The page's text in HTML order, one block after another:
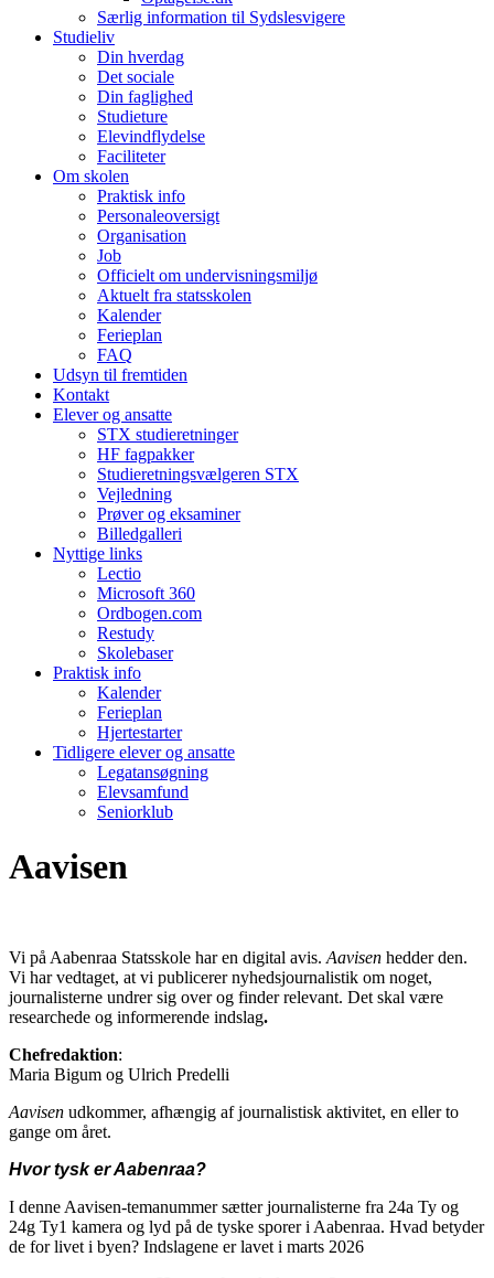
Særlig information til Sydslesvigere
Studieliv
Din hverdag
Det sociale
Din faglighed
Studieture
Elevindflydelse
Faciliteter
Om skolen
Praktisk info
Personaleoversigt
Organisation
Job
Officielt om undervisningsmiljø
Aktuelt fra statsskolen
Kalender
Ferieplan
FAQ
Udsyn til fremtiden
Kontakt
Elever og ansatte
STX studieretninger
HF fagpakker
Studieretningsvælgeren STX
Vejledning
Prøver og eksaminer
Billedgalleri
Nyttige links
Lectio
Microsoft 360
Ordbogen.com
Restudy
Skolebaser
Praktisk info
Kalender
Ferieplan
Hjertestarter
Tidligere elever og ansatte
Legatansøgning
Elevsamfund
Seniorklub
Aavisen
Vi på Aabenraa Statsskole har en digital avis. Aavisen hedder den.
Vi har vedtaget, at vi publicerer nyhedsjournalistik om noget,
journalisterne undrer sig over og finder relevant. Det skal være
researchede og informerende indslag.
Chefredaktion:
Maria Bigum og Ulrich Predelli
Aavisen udkommer, afhængig af journalistisk aktivitet, en eller to
gange om året.
Hvor tysk er Aabenraa?
I denne Aavisen-temanummer sætter journalisterne fra 24a Ty og
24g Ty1 kamera og lyd på de tyske sporer i Aabenraa. Hvad betyder
de for livet i byen? Indslagene er lavet i marts 2026